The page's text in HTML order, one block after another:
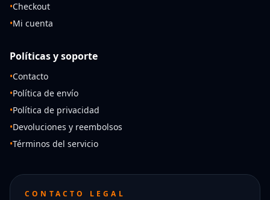
•Checkout
•Mi cuenta
Políticas y soporte
•Contacto
•Política de envío
•Política de privacidad
•Devoluciones y reembolsos
•Términos del servicio
CONTACTO LEGAL